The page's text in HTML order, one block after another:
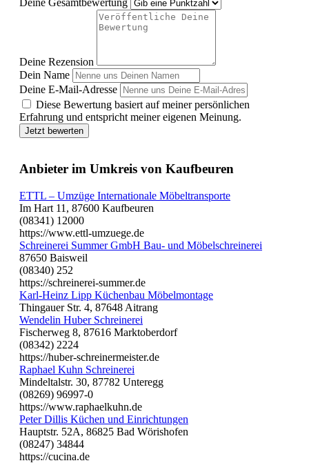
Deine Gesamtbewertung
Deine Rezension
Dein Name
Deine E-Mail-Adresse
Diese Bewertung basiert auf meiner persönlichen
Erfahrung und entspricht meiner eigenen Meinung.
Jetzt bewerten
Anbieter im Umkreis von Kaufbeuren
ETTL – Umzüge Internationale Möbeltransporte
Im Hart 11, 87600 Kaufbeuren
(08341) 12000
https://www.ettl-umzuege.de
Schreinerei Summer GmbH Bau- und Möbelschreinerei
87650 Baisweil
(08340) 252
https://schreinerei-summer.de
Karl-Heinz Lipp Küchenbau Möbelmontage
Thingauer Str. 4, 87648 Aitrang
Wendelin Huber Schreinerei
Fischerweg 8, 87616 Marktoberdorf
(08342) 2224
https://huber-schreinermeister.de
Raphael Kuhn Schreinerei
Mindeltalstr. 30, 87782 Unteregg
(08269) 96997-0
https://www.raphaelkuhn.de
Peter Dillis Küchen und Einrichtungen
Hauptstr. 52A, 86825 Bad Wörishofen
(08247) 34844
https://cucina.de